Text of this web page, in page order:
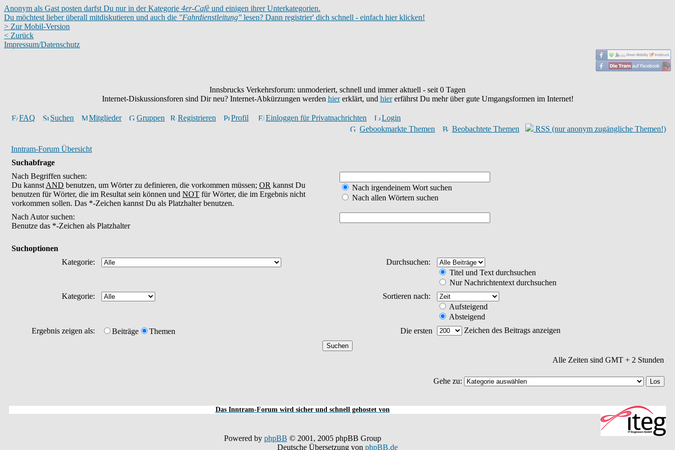
Anonym als Gast posten darfst Du nur in der Kategorie 4er-Cafè und einigen ihrer Unterkategorien.
Du möchtest lieber überall mitdiskutieren und auch die "Fahrdienstleitung" lesen? Dann registrier' dich schnell - einfach hier klicken!
> Zur Mobil-Version
< Zurück
Impressum/Datenschutz
Innsbrucks Verkehrsforum: unmoderiert, schnell und immer aktuell - seit 0 Tagen
Internet-Diskussionsforen sind Dir neu? Internet-Abkürzungen werden hiererklärt, und hiererfährst Du mehr über gute Umgangsformen im Internet!
FAQ Suchen Mitglieder Gruppen Registrieren Profil Einloggen für Privatnachrichten
Login
Gebookmarkte Themen
Beobachtete Themen RSS (nur anonym zugängliche Themen!)
Inntram-Forum Übersicht
Suchabfrage
Nach Begriffen suchen:
Du kannst AND benutzen, um Wörter zu definieren, die vorkommen müssen; OR kannst Du
benutzen für Wörter, die im Resultat sein können und NOT für Wörter, die im Ergebnis nicht
vorkommen sollen. Das *-Zeichen kannst Du als Platzhalter benutzen.
Nach irgendeinem Wort suchen
Nach allen Wörtern suchen
Nach Autor suchen:
Benutze das *-Zeichen als Platzhalter
Suchoptionen
Kategorie:
Durchsuchen:
Titel und Text durchsuchen
Nur Nachrichtentext durchsuchen
Kategorie:
Sortieren nach:
Aufsteigend
Absteigend
Ergebnis zeigen als:
Beiträge Themen Die ersten Zeichen des Beitrags anzeigen
Alle Zeiten sind GMT + 2 Stunden
Gehe zu:
Das Inntram-Forum wird sicher und schnell gehostet von
Powered by phpBB © 2001, 2005 phpBB Group
Deutsche Übersetzung von phpBB.de